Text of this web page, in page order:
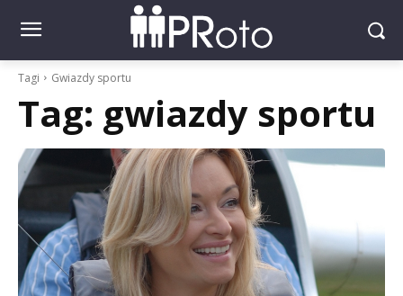
Tagi Gwiazdy sportu
Tag: gwiazdy sportu